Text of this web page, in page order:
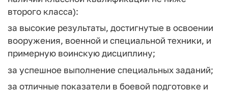
второго класса):
за высокие результаты, достигнутые в освоении
вооружения, военной и специальной техники, и
примерную воинскую дисциплину;
за успешное выполнение специальных заданий;
за отличные показатели в боевой подготовке и